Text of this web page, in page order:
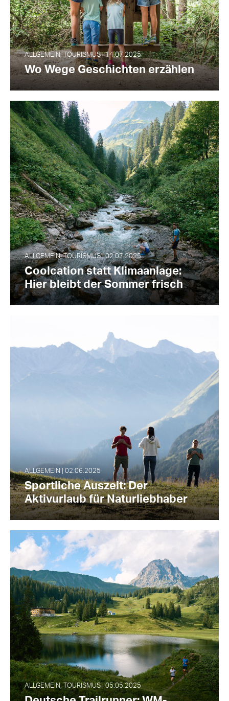
ALLGEMEIN, TOURISMUS | 14.07.2025
Wo Wege Geschichten erzählen
ALLGEMEIN, TOURISMUS | 02.07.2025
Coolcation statt Klimaanlage:
Hier bleibt der Sommer frisch
ALLGEMEIN | 02.06.2025
Sportliche Auszeit: Der
Aktivurlaub für Naturliebhaber
ALLGEMEIN, TOURISMUS | 05.05.2025